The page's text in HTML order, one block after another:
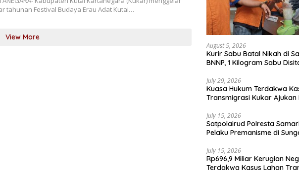
tahunan Festival Budaya Erau Adat Kutai…
View More
August 5, 2026
Kurir Sabu Batal Nikah di
BNNP, 1 Kilogram Sabu
July 29, 2026
Kuasa Hukum Terdakwa
Transmigrasi Kukar Ajukan
July 15, 2026
Satpolairud Polresta
Pelaku Premanisme di
July 15, 2026
Rp696,9 Miliar Kerugian
Terdakwa Kasus Lahan